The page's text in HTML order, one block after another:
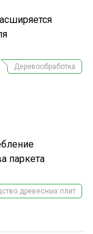
Деревообработка
паркета
древесных плит